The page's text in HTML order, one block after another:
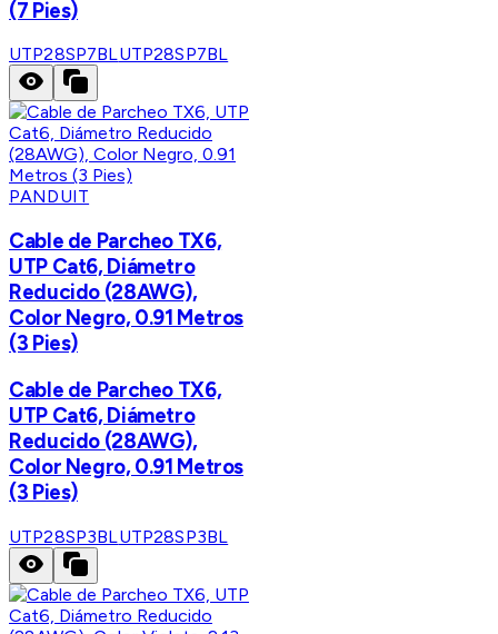
(7 Pies)
UTP28SP7BLUTP28SP7BL
PANDUIT
Cable de Parcheo TX6,
UTP Cat6, Diámetro
Reducido (28AWG),
Color Negro, 0.91 Metros
(3 Pies)
Cable de Parcheo TX6,
UTP Cat6, Diámetro
Reducido (28AWG),
Color Negro, 0.91 Metros
(3 Pies)
UTP28SP3BLUTP28SP3BL